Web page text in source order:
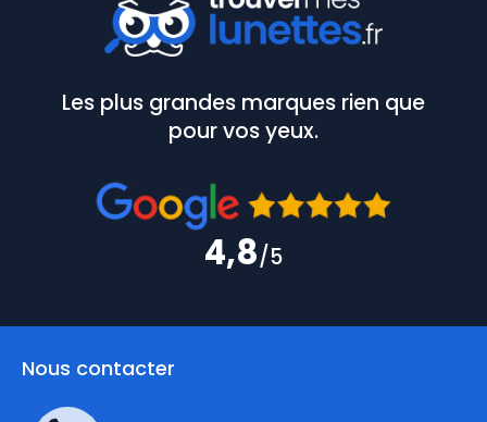
Les plus grandes marques rien que
pour vos yeux.
4,8/5
Nous contacter